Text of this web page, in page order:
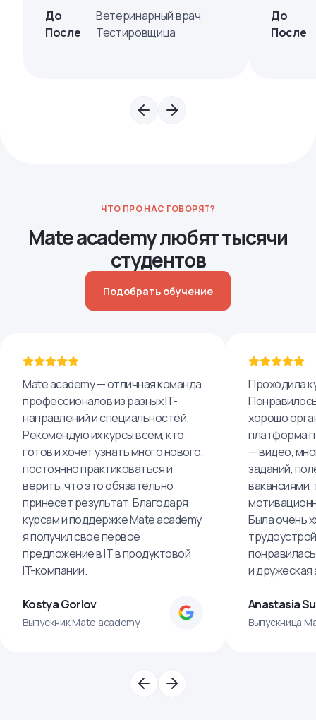
До
Ветеринарный врач
После
Тестировщица
До
После
ЧТО ПРО НАС ГОВОРЯТ?
Mate academy любят тысячи
студентов
Подобрать обучение
Mate academy — отличная команда
профессионалов из разных IT-
направлений и специальностей.
Рекомендую их курсы всем, кто
готов и хочет узнать много нового,
постоянно практиковаться и
верить, что это обязательно
принесет результат. Благодаря
курсам и поддержке Mate academy
я получил свое первое
предложение в IT в продуктовой
IT-компании.
Kostya Gorlov
Выпускник Mate academy
Проходила
хорошо
платформа
— видео,
заданий,
вакансиями,
Была очень
и
Anastasia
Выпускница